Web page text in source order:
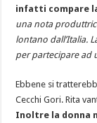
infatti compare
una nota
lontano dall’Italia.
per partecipare ad
Ebbene si
Cecchi Gori. Rita
Inoltre la donna